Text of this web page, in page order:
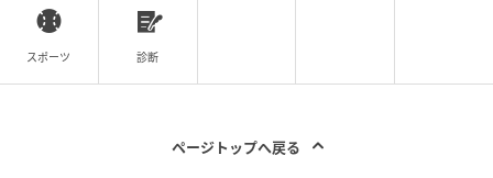
スポーツ 診断
ページトップへ戻る